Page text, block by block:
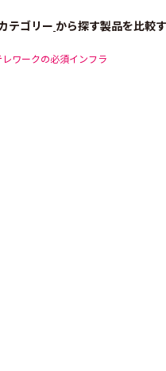
テゴリー から探す製品を比較
レワークの必須インフラ